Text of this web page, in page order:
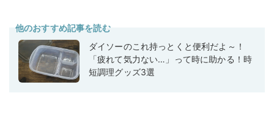
他のおすすめ記事を読む
ダイソーのこれ持っとくと便利だよ～！
「疲れて気力ない…」って時に助かる！時
短調理グッズ3選